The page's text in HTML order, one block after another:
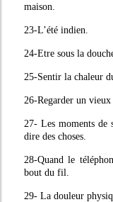
maison.
23-L’été indien.
24-Etre sous la
25-Sentir la chaleur
26-Regarder un
27- Les moments de
dire des choses.
28-Quand le
bout du fil.
29- La douleur